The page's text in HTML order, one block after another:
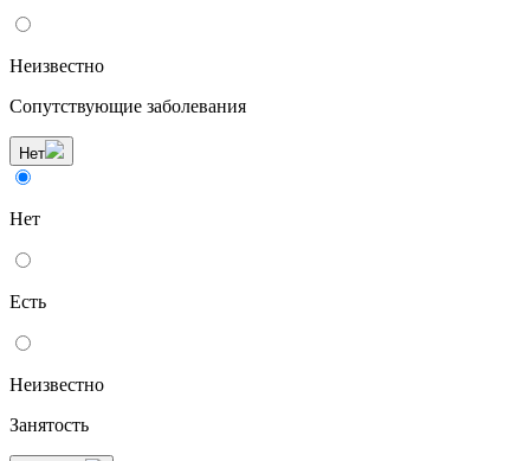
Неизвестно
Сопутствующие заболевания
Нет
Нет
Есть
Неизвестно
Занятость